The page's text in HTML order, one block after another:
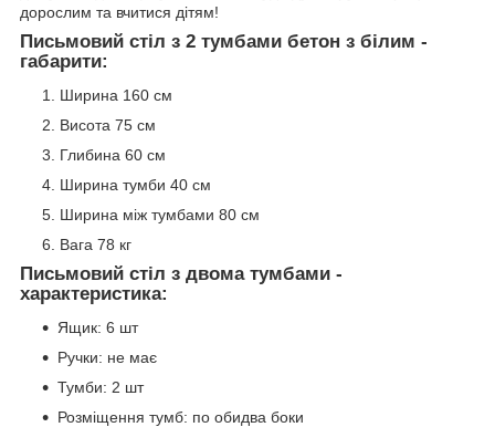
дорослим та вчитися дітям!
Письмовий стіл з 2 тумбами бетон з білим -
габарити:
Ширина 160 см
Висота 75 см
Глибина 60 см
Ширина тумби 40 см
Ширина між тумбами 80 см
Вага 78 кг
Письмовий стіл з двома тумбами -
характеристика:
Ящик: 6 шт
Ручки: не має
Тумби: 2 шт
Розміщення тумб: по обидва боки